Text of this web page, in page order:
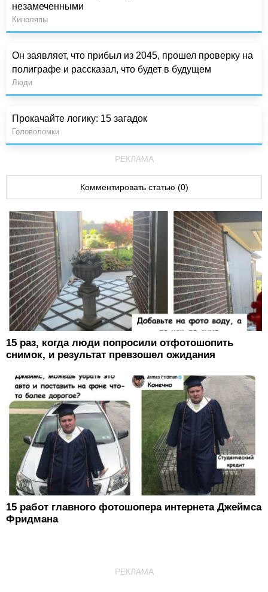
незамеченными
Киноляпы
Он заявляет, что прибыл из 2045, прошел проверку на
полиграфе и рассказал, что будет в будущем
Люди
Прокачайте логику: 15 загадок
Головоломки
РЕКЛАМА
Комментировать статью (0)
15 раз, когда люди попросили отфотошопить
снимок, и результат превзошел ожидания
15 работ главного фотошопера интернета Джеймса
Фридмана
РЕКЛАМА